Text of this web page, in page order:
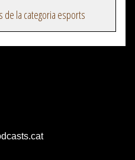
de la categoria esports